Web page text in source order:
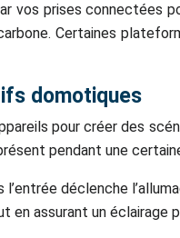
vos prises connectées
Certaines
domotiques
pour créer des
pendant une
déclenche
en assurant un éclairage